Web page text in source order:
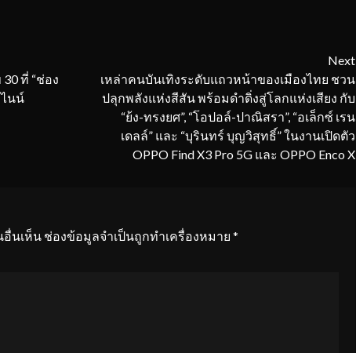
ที่ “ช่อง
ไนน์
Next
เหล่าคนบันเทิงระดับแถวหน้าของเมืองไทย ชวน
ปลุกพลังแห่งสีสัน พร้อมดำดิ่งสู่โลกแห่งเสียง กับ
“ย้ง-ทรงยศ”, “โอปอล์-ปาณิสรา”, “อเล็กซ์ เรน
เดลล์” และ “บุรินทร์ บุญวิสุทธิ์” ในงานเปิดตัว
OPPO Find X3 Pro 5G และ OPPO Enco X
นเห็น ช่องข้อมูลจำเป็นถูกทำเครื่องหมาย *